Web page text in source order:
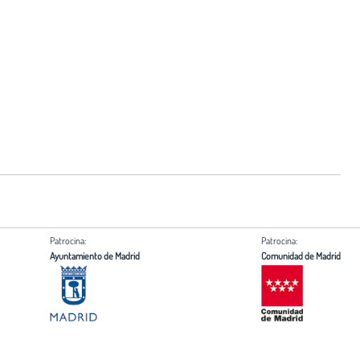
Patrocina:
Ayuntamiento de Madrid
Patrocina:
Comunidad de Madrid